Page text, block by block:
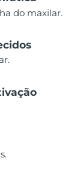
do maxilar.